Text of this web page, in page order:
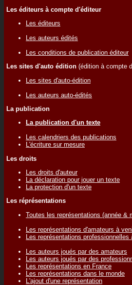
Les éditeurs à compte d'éditeur
Les éditeurs
Les auteurs édités
Les conditions de publication éditeur
Les sites d'auto édition (édition à compte
Les sites d'auto-édition
Les auteurs auto-édités
La publication
La publication d'un texte
Les calendriers des publications
L'écriture sur mesure
Les droits
Les droits d'auteur
La déclaration pour jouer un texte
La protection d'un texte
Les réprésentations
Toutes les représentations (année &
Les représentations d'amateurs à
Les représentations professionnelles
Les auteurs joués par des amateurs
Les auteurs joués par des
Les représentations en France
Les représentations dans le monde
L'ajout d'une représentation